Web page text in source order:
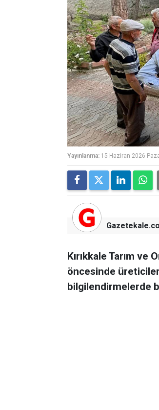
Yayınlanma: 15 Haziran 2026
Kırıkkale Tarım
öncesinde
bilgilendirmelerde